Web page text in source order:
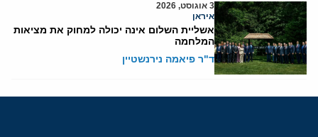
3 אוגוסט, 2026
איראן
אשליית השלום אינה יכולה למחוק את מציאות
המלחמה
ד"ר פיאמה נירנשטיין